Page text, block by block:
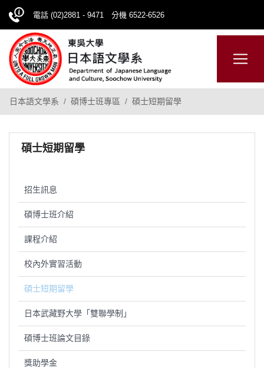
電話 (02)2881 - 9471 分機 6522-6526
日本語 ENGLISH
日本語文學系 碩博士班專區 碩士短期留學
碩士短期留學
招生訊息
碩博士班介紹
課程介紹
校內外實習活動
碩士短期留學
日本武藏野大學「雙聯學制」
碩博士班論文目錄
獎助學金